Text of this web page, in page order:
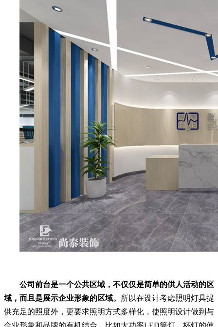
公司前台是一个公共区域，不仅仅是简单的供人活动的区
域，而且是展示企业形象的区域。
所以在设计考虑照明灯具提
供充足的照度外，更要求照明方式多样化，使照明设计做到与
企业形象和品牌的有机结合。比如大功率LED筒灯、杯灯的使